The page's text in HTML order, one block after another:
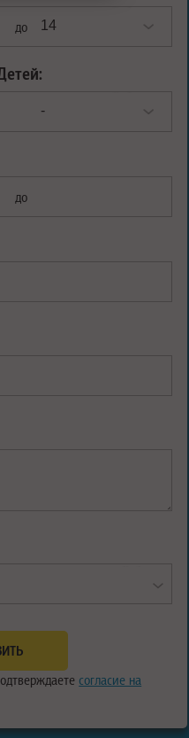
до
до
согласие на